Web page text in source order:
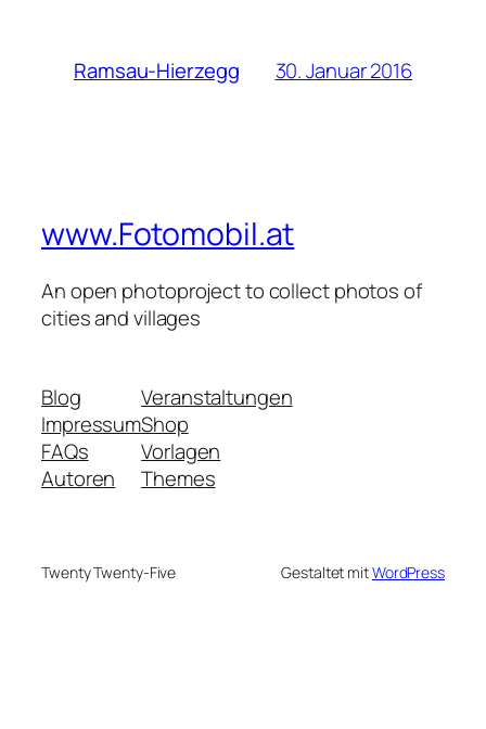
Ramsau-Hierzegg 30. Januar 2016
www.Fotomobil.at
An open photoproject to collect photos of
cities and villages
Blog
Impressum
FAQs
Autoren
Veranstaltungen
Shop
Vorlagen
Themes
Twenty Twenty-Five Gestaltet mitWordPress